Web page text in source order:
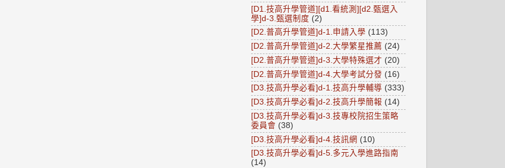
[D1.技高升學管道][d1.看統測][d2.甄選入
學]d-3.甄選制度 (2)
[D2.普高升學管道]d-1.申請入學 (113)
[D2.普高升學管道]d-2.大學繁星推薦 (24)
[D2.普高升學管道]d-3.大學特殊選才 (20)
[D2.普高升學管道]d-4.大學考試分發 (16)
[D3.技高升學必看]d-1.技高升學輔導 (333)
[D3.技高升學必看]d-2.技高升學簡報 (14)
[D3.技高升學必看]d-3.技專校院招生策略
委員會 (38)
[D3.技高升學必看]d-4.技訊網 (10)
[D3.技高升學必看]d-5.多元入學進路指南
(14)